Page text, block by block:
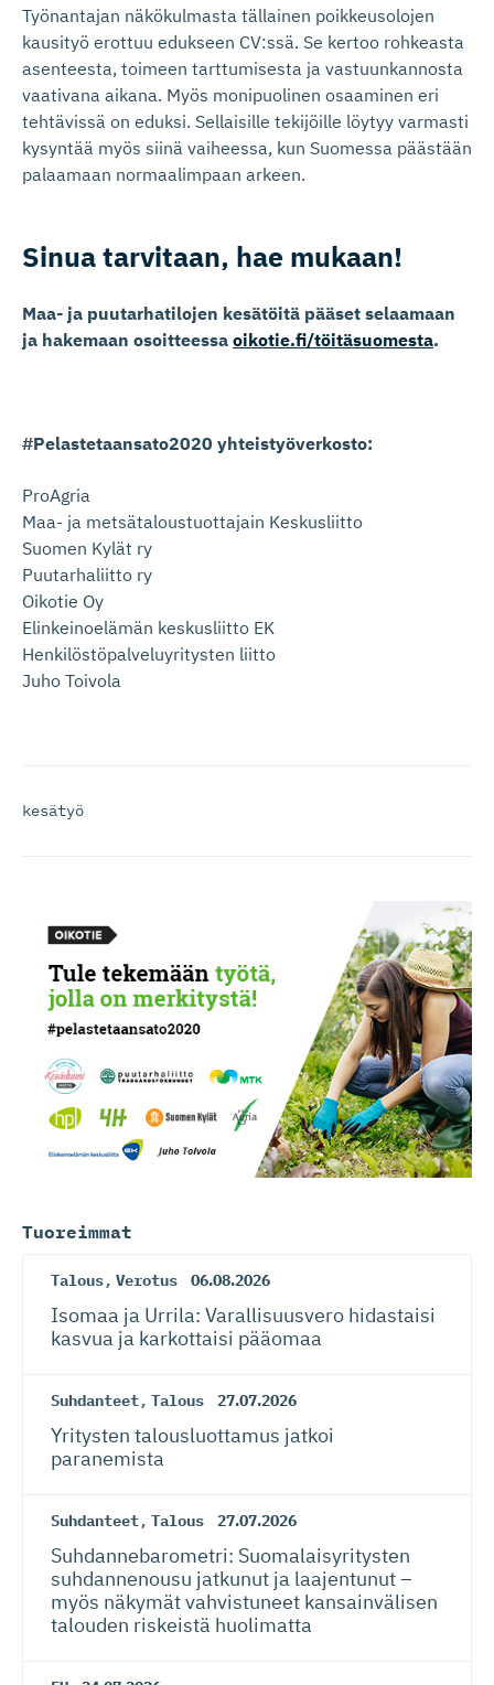
Työnantajan näkökulmasta tällainen poikkeusolojen
kausityö erottuu edukseen CV:ssä. Se kertoo rohkeasta
asenteesta, toimeen tarttumisesta ja vastuunkannosta
vaativana aikana. Myös monipuolinen osaaminen eri
tehtävissä on eduksi. Sellaisille tekijöille löytyy varmasti
kysyntää myös siinä vaiheessa, kun Suomessa päästään
palaamaan normaalimpaan arkeen.
Sinua tarvitaan, hae mukaan!
Maa- ja puutarhatilojen kesätöitä pääset selaamaan
ja hakemaan osoitteessa oikotie.fi/töitäsuomesta.
#Pelastetaansato2020 yhteistyöverkosto:
ProAgria
Maa- ja metsätaloustuottajain Keskusliitto
Suomen Kylät ry
Puutarhaliitto ry
Oikotie Oy
Elinkeinoelämän keskusliitto EK
Henkilöstöpalveluyritysten liitto
Juho Toivola
kesätyö
Tuoreimmat
Talous, Verotus 06.08.2026
Isomaa ja Urrila: Varallisuusvero hidastaisi
kasvua ja karkottaisi pääomaa
Suhdanteet, Talous 27.07.2026
Yritysten talousluottamus jatkoi
paranemista
Suhdanteet, Talous 27.07.2026
Suhdanneba­ro­metri: Suomalaisy­ri­tysten
suhdannenousu jatkunut ja laajentunut –
myös näkymät vahvistuneet kansainvälisen
talouden riskeistä huolimatta